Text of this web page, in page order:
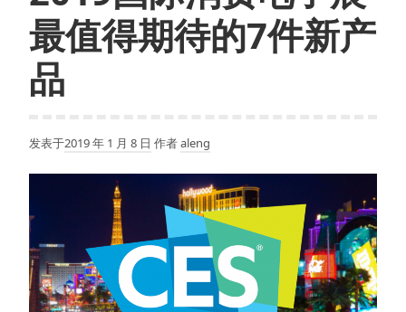
谷
歌
然
完
端
Material
最值得期待的7件新产
品
发表于2019 年 1 月 8 日 作者aleng